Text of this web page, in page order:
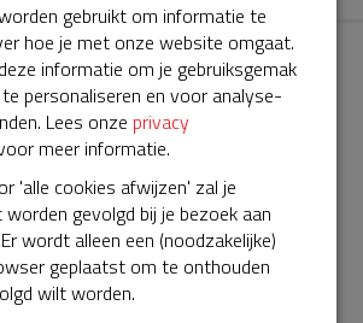
ProCardio
aangeboden door de Hartstichting en
Net als bij BuurtAED is AED360-ProCardio
het servicepakket en ontzorgen zij jou de
gebruikt om informatie te
hoe je met onze website omgaat.
informatie om je gebruiksgemak
personaliseren en voor analyse-
Lees onze privacy
meer informatie.
'alle cookies afwijzen' zal je
gevolgd bij je bezoek aan
wordt alleen een (noodzakelijke)
geplaatst om te onthouden
wilt worden.